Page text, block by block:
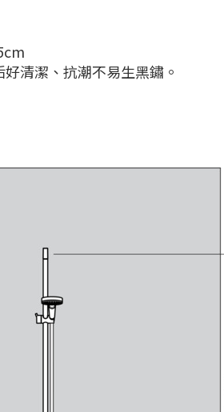
清潔、抗潮不易生黑鏽。